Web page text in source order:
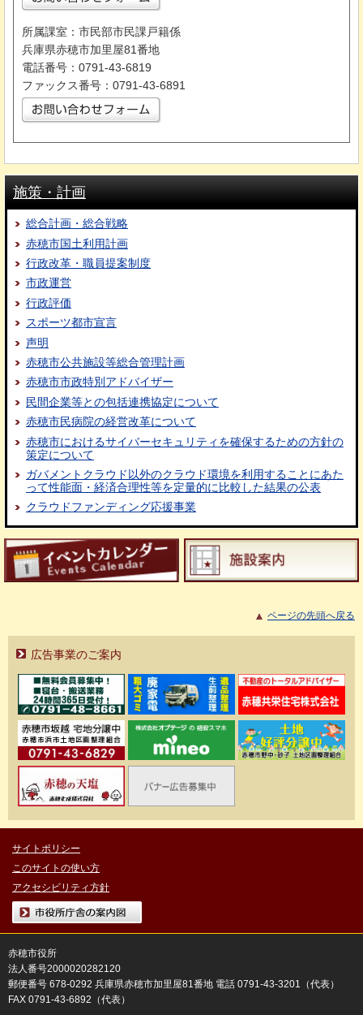
所属課室：市民部市民課戸籍係
兵庫県赤穂市加里屋81番地
電話番号：0791-43-6819
ファックス番号：0791-43-6891
施策・計画
総合計画・総合戦略
赤穂市国土利用計画
行政改革・職員提案制度
市政運営
行政評価
スポーツ都市宣言
声明
赤穂市公共施設等総合管理計画
赤穂市市政特別アドバイザー
民間企業等との包括連携協定について
赤穂市民病院の経営改革について
赤穂市におけるサイバーセキュリティを確保するための方針の
策定について
ガバメントクラウド以外のクラウド環境を利用することにあた
って性能面・経済合理性等を定量的に比較した結果の公表
クラウドファンディング応援事業
ページの先頭へ戻る
広告事業のご案内
サイトポリシー
このサイトの使い方
アクセシビリティ方針
市役所庁舎の案内図
赤穂市役所
法人番号2000020282120
郵便番号 678-0292 兵庫県赤穂市加里屋81番地 電話 0791-43-3201（代表）
FAX 0791-43-6892（代表）